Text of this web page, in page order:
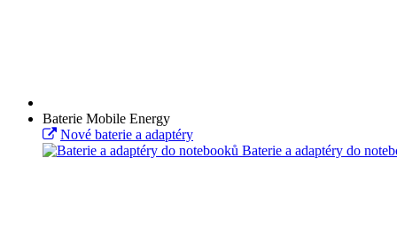
Baterie Mobile Energy
Nové baterie a adaptéry
Baterie a adaptéry do